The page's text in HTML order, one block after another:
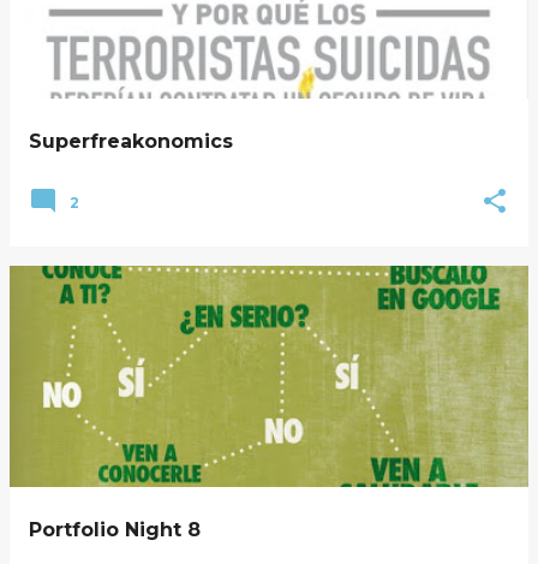
Superfreakonomics
2
Portfolio Night 8